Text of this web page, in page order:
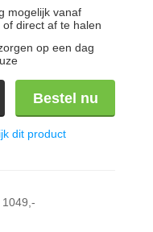
mogelijk vanaf
of direct af te halen
op een dag
Bestel nu
dit product
1049,-